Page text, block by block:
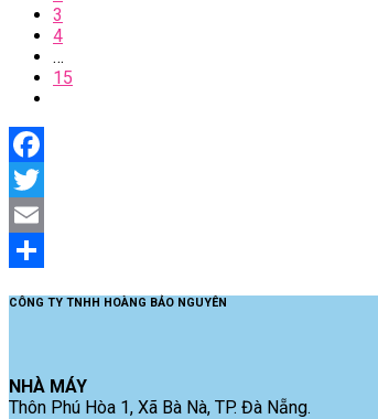
3
4
…
15
Facebook
Twitter
Email
CÔNG TY TNHH HOÀNG BẢO NGUYÊN
NHÀ MÁY
Thôn Phú Hòa 1, Xã Bà Nà, TP. Đà Nẵng.